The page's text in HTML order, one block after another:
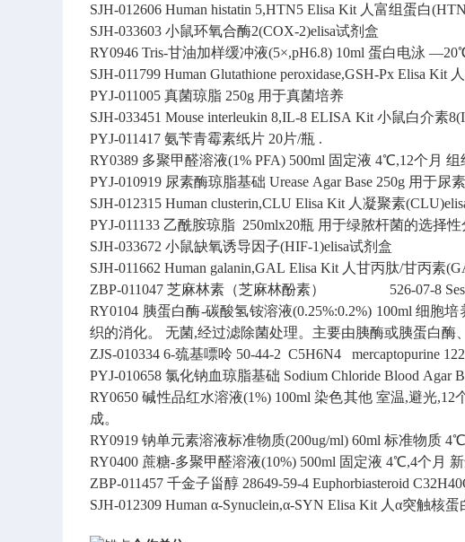
SJH-012606 Human histatin 5,HTN5 Elisa Kit 人富组蛋白
SJH-033603 小鼠环氧合酶2(COX-2)elisa试剂盒
RY0946 Tris-甘油加样缓冲液(5×,pH6.8) 10ml 蛋白电泳
SJH-011799 Human Glutathione peroxidase,GSH-Px Elisa Kit
PYJ-011005 真菌琼脂 250g 用于真菌培养
SJH-033451 Mouse interleukin 8,IL-8 ELISA Kit 小鼠白介素
PYJ-011417 氨苄青霉素纸片 20片/瓶 .
RY0389 多聚甲醛溶液(1% PFA) 500ml 固定液 4℃,12个月 组
PYJ-010919 尿素酶琼脂基础 Urease Agar Base 250g 用于尿
SJH-012315 Human clusterin,CLU Elisa Kit 人凝聚素
PYJ-011133 乙酰胺琼脂 250mlx20瓶 用于绿脓杆菌的选择
SJH-033672 小鼠缺氧诱导因子(HIF-1)elisa试剂盒
SJH-011662 Human galanin,GAL Elisa Kit 人甘丙肽/甘丙素
ZBP-011047 芝麻林素（芝麻林酚素） 526-07-8
RY0104 胰蛋白酶-碳酸氢铵溶液(0.25%:0.2%) 100ml 细胞培
织的消化。
无菌,经过滤除菌处理。主要由胰酶或胰蛋白酶
ZJS-010334 6-巯基嘌呤 50-44-2 C5H6N4 mercaptopurine
PYJ-010658 氯化钠血琼脂基础 Sodium Chloride Blood Agar
RY0650 碱性品红水溶液(1%) 100ml 染色其他 室温,避光,12
成。
RY0919 钠单元素溶液标准物质(200ug/ml) 60ml 标准物质
RY0400 蔗糖-多聚甲醛溶液(10%) 500ml 固定液 4℃,4个月
ZBP-011457 千金子甾醇 28649-59-4 Euphorbiasteroid
SJH-012309 Human α-Synuclein,α-SYN Elisa Kit 人α突触核